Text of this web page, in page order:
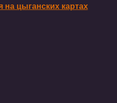
на цыганских картах